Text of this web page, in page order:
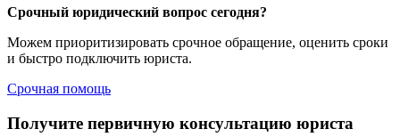
Срочный юридический вопрос сегодня?
Можем приоритизировать срочное обращение, оценить сроки
и быстро подключить юриста.
Срочная помощь
Получите первичную консультацию юриста